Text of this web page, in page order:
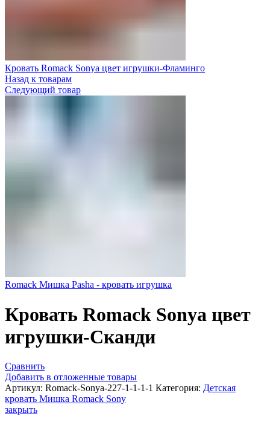
Кровать Romack Sonya цвет игрушки-Фламинго
Назад к товарам
Следующий товар
Romack Мишка Pasha - кровать игрушка
Кровать Romack Sonya цвет
игрушки-Сканди
Сравнить
Добавить в отложенные товары
Артикул: Romack-Sonya-227-1-1-1-1 Категория: Детская
кровать Мишка Romack Sony
закрыть